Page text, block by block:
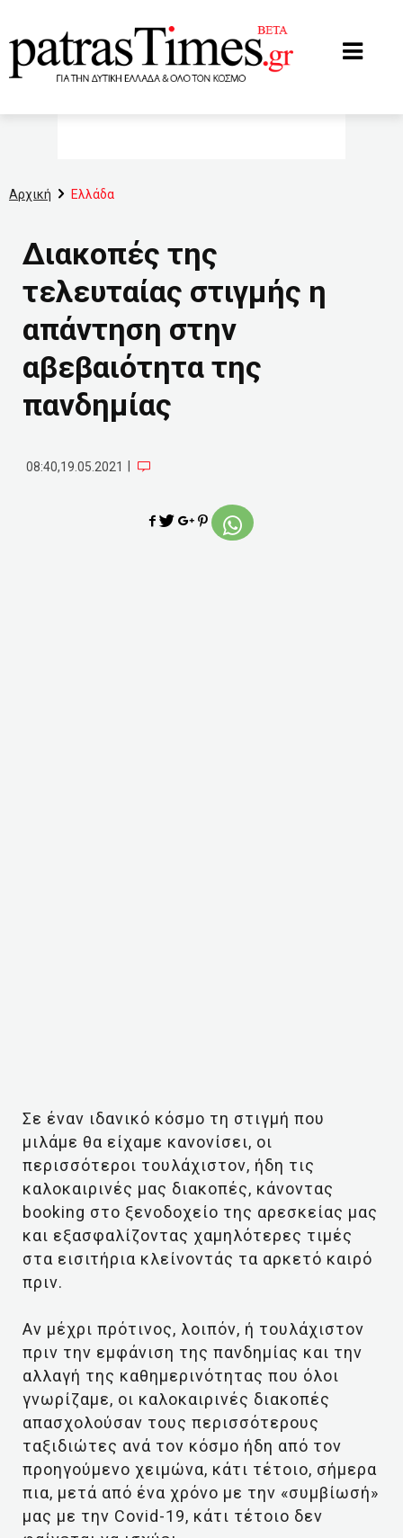
Αρχική Ελλάδα
Διακοπές της
τελευταίας στιγμής η
απάντηση στην
αβεβαιότητα της
πανδημίας
08:40,19.05.2021
Σε έναν ιδανικό κόσμο τη στιγμή που
μιλάμε θα είχαμε κανονίσει, οι
περισσότεροι τουλάχιστον, ήδη τις
καλοκαιρινές μας διακοπές, κάνοντας
booking στο ξενοδοχείο της αρεσκείας μας
και εξασφαλίζοντας χαμηλότερες τιμές
στα εισιτήρια κλείνοντάς τα αρκετό καιρό
πριν.
Αν μέχρι πρότινος, λοιπόν, ή τουλάχιστον
πριν την εμφάνιση της πανδημίας και την
αλλαγή της καθημερινότητας που όλοι
γνωρίζαμε, οι καλοκαιρινές διακοπές
απασχολούσαν τους περισσότερους
ταξιδιώτες ανά τον κόσμο ήδη από τον
προηγούμενο χειμώνα, κάτι τέτοιο, σήμερα
πια, μετά από ένα χρόνο με την «συμβίωσή»
μας με την Covid-19, κάτι τέτοιο δεν